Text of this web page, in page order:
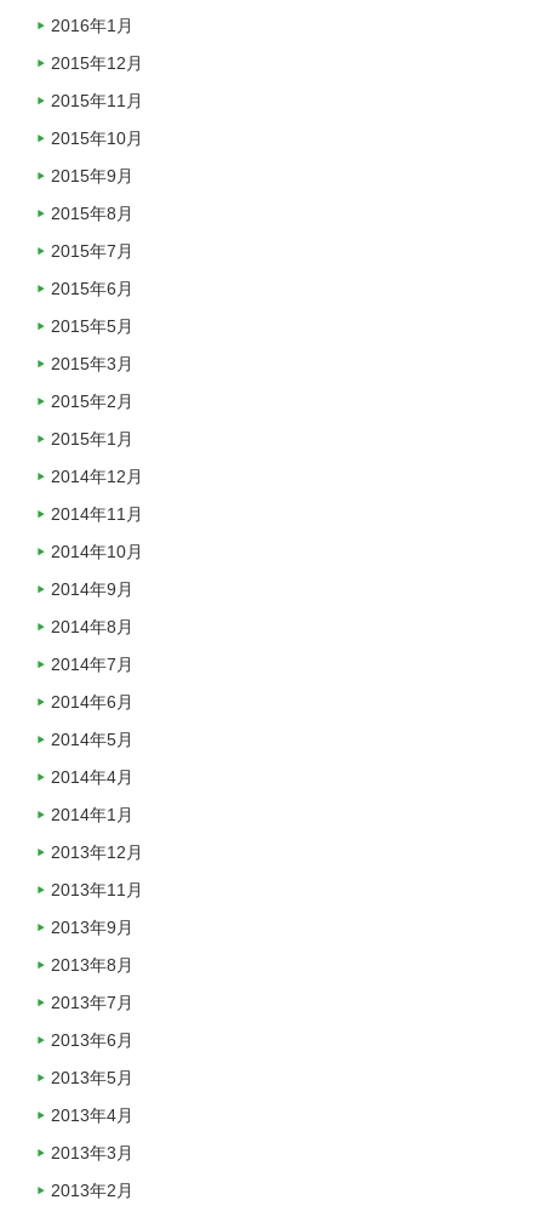
2016年1月
2015年12月
2015年11月
2015年10月
2015年9月
2015年8月
2015年7月
2015年6月
2015年5月
2015年3月
2015年2月
2015年1月
2014年12月
2014年11月
2014年10月
2014年9月
2014年8月
2014年7月
2014年6月
2014年5月
2014年4月
2014年1月
2013年12月
2013年11月
2013年9月
2013年8月
2013年7月
2013年6月
2013年5月
2013年4月
2013年3月
2013年2月